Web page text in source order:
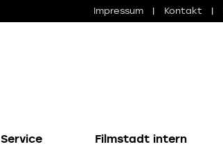
Impressum | Kontakt |
Service Filmstadt intern